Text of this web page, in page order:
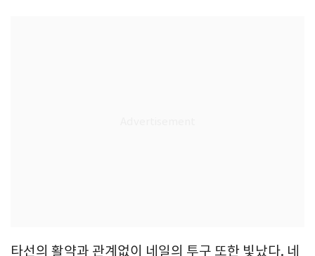
타선의 활약과 관계없이 네일의 투구 또한 빛났다. 네